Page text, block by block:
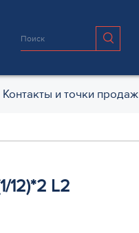
Контакты и точки продаж
12)*2 L2